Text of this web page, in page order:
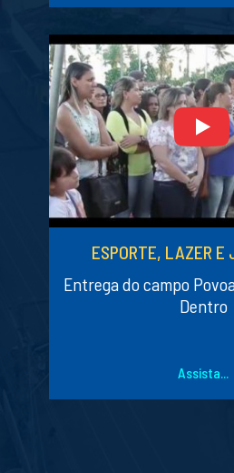
ESPORTE, LAZER E
Entrega do campo
Dentro
Assista...